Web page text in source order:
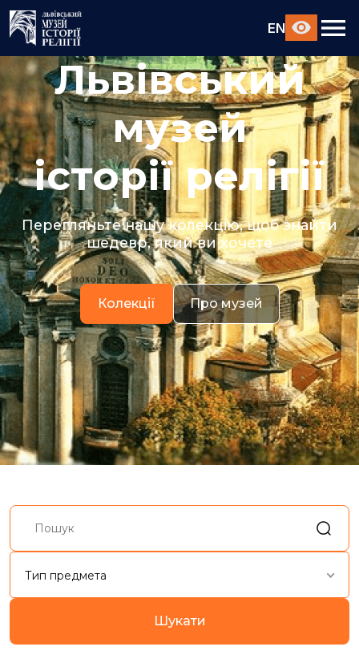
EN
Львівський
музей
історії релігії
Перегляньте нашу колекцію, щоб знайти
шедевр, який ви хочете
Колекції Про музей
Тип предмета
Шукати